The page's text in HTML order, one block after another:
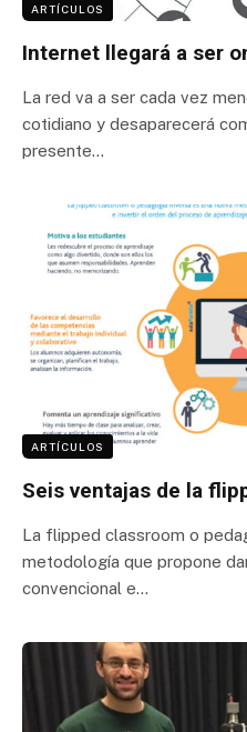
ARTÍCULOS
Internet llegará a ser
La red va a ser cada vez
cotidiano y desaparecerá
presente…
ARTÍCULOS
Seis ventajas de la
La flipped classroom o
metodología que propone
convencional e…